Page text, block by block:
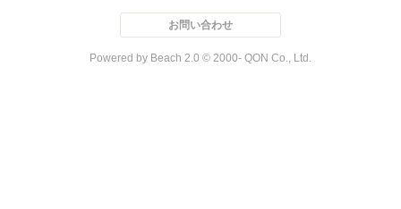
お問い合わせ
Powered by Beach 2.0 © 2000- QON Co., Ltd.